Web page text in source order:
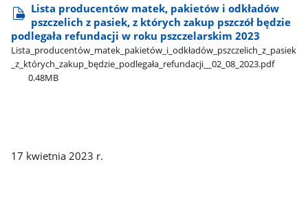
Lista producentów matek, pakietów i odkładów
pszczelich z pasiek, z których zakup pszczół będzie
podlegała refundacji w roku pszczelarskim 2023
Lista​_producentów​_matek​_pakietów​_i​_odkładów​_pszczelich​_z​_pasiek​
_z​_których​_zakup​_będzie​_podlegała​_refundacji​_​_02​_08​_2023.pdf
0.48MB
17 kwietnia 2023 r.